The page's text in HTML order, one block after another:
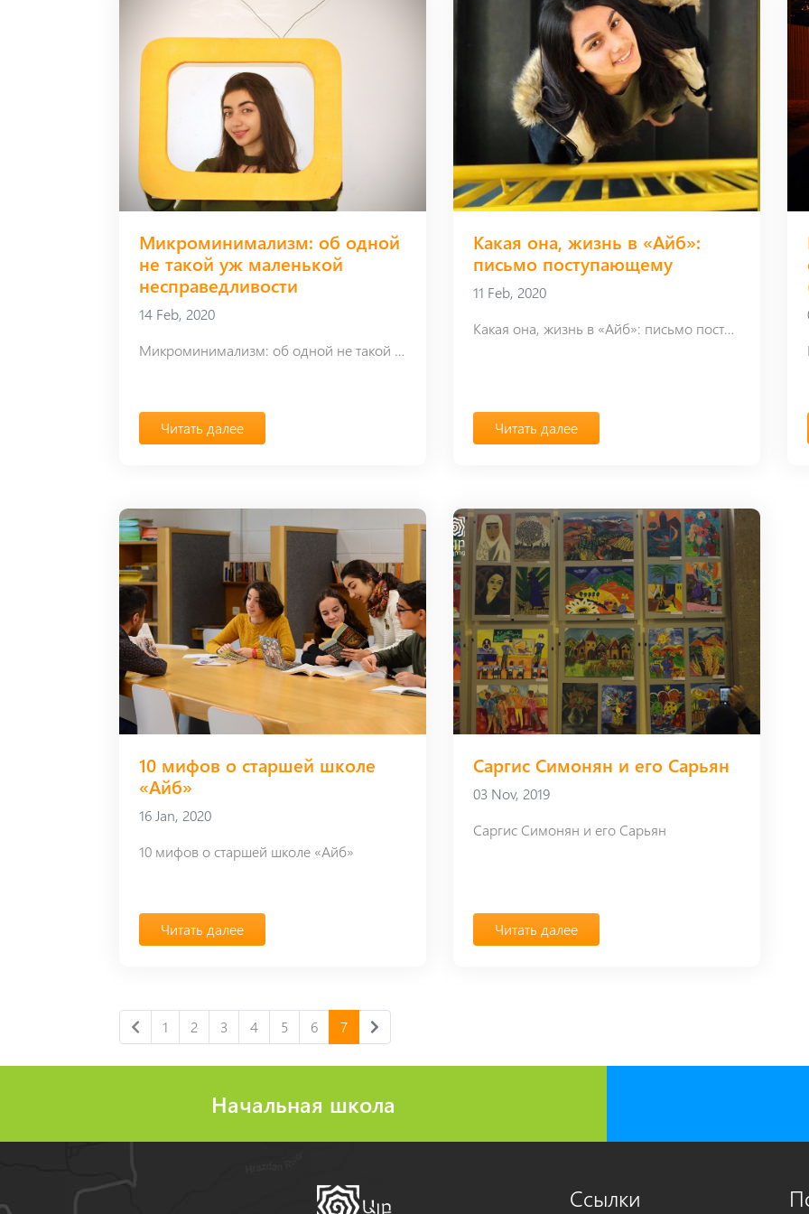
Микроминимализм: об одной
не такой уж маленькой
несправедливости
14 Feb, 2020
Микроминимализм: об одной не такой уж маленькой несправедливости
Читать далее
Какая она, жизнь в «Айб»:
письмо поступающему
11 Feb, 2020
Какая она, жизнь в «Айб»: письмо поступающему
Читать далее
10 мифов о старшей школе
«Айб»
16 Jan, 2020
10 мифов о старшей школе «Айб»
Читать далее
Саргис Симонян и его Сарьян
03 Nov, 2019
Саргис Симонян и его Сарьян
Читать далее
1 2 3 4 5 6 7
Начальная школа
Ссылки